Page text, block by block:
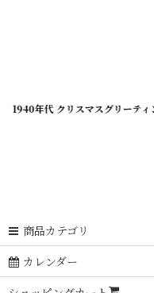
[210928-2]
商品カテゴリ
カレンダー